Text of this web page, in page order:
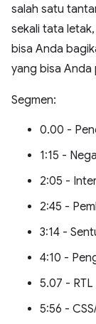
salah satu
sekali tata
bisa Anda
yang bisa Anda
Segmen:
0.00 -
1:15 -
2:05 -
2:45 -
3:14 -
4:10 -
5.07 - RTL
5:56 -